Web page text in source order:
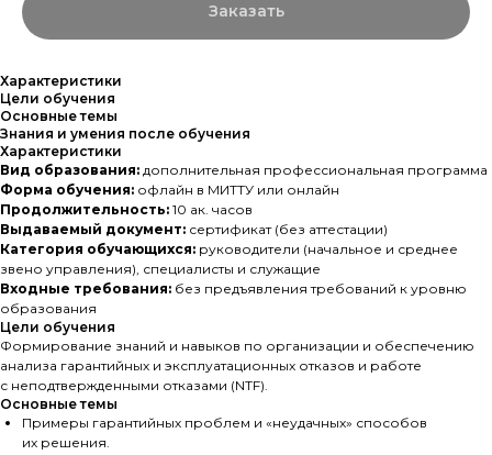
Заказать
Характеристики
Цели обучения
Основные темы
Знания и умения после обучения
Характеристики
Вид образования: дополнительная профессиональная программа
Форма обучения: офлайн в МИТТУ или онлайн
Продолжительность: 10 ак. часов
Выдаваемый документ: сертификат (без аттестации)
Категория обучающихся: руководители (начальное и среднее
звено управления), специалисты и служащие
Входные требования: без предъявления требований к уровню
образования
Цели обучения
Формирование знаний и навыков по организации и обеспечению
анализа гарантийных и эксплуатационных отказов и работе
с неподтвержденными отказами (NTF).
Основные темы
Примеры гарантийных проблем и «неудачных» способов
их решения.